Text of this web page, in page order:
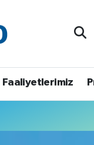
Faaliyetlerimiz